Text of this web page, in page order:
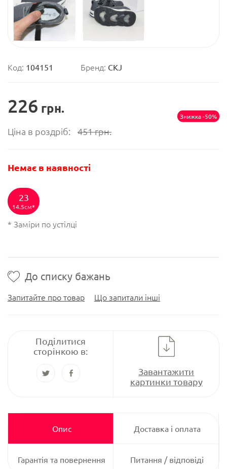
Код: 104151 Бренд: CKJ
226 грн.
Ціна в роздріб: 451грн.
Знижка -50%
Немає в наявності
23
14.5см
* Заміри по устілці
До списку бажань
Запитайте про товар Що запитали інші
Поділитися
сторінкою в:
Завантажити
картинки товару
Опис Доставка і оплата
Гарантія та повернення Питання / відповіді